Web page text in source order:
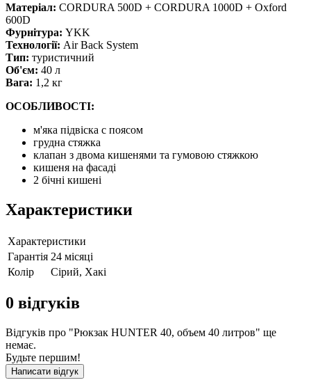
Матеріал: CORDURA 500D + CORDURA 1000D + Oxford
600D
Фурнітура: YKK
Технології: Air Back System
Тип: туристичний
Об'єм: 40 л
Вага: 1,2 кг
ОСОБЛИВОСТІ:
м'яка підвіска с поясом
грудна стяжка
клапан з двома кишенями та гумовою стяжкою
кишеня на фасаді
2 бічні кишені
Характеристики
Характеристики
Гарантія 24 місяці
Колір
Сірий, Хакі
0 відгуків
Відгуків про "Рюкзак HUNTER 40, объем 40 литров" ще
немає.
Будьте першим!
Написати відгук